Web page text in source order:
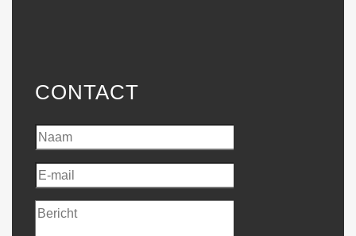
CONTACT